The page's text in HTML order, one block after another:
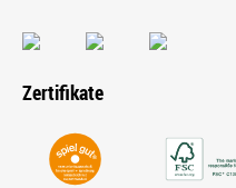
Zertifikate